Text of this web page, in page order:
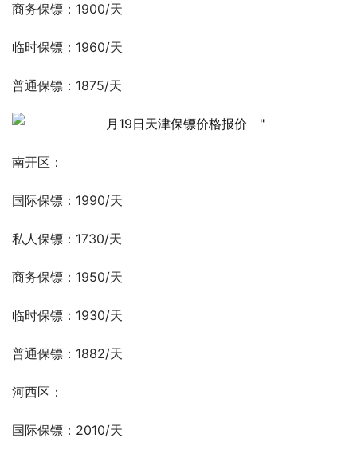
商务保镖：1900/天
临时保镖：1960/天
普通保镖：1875/天
南开区：
国际保镖：1990/天
私人保镖：1730/天
商务保镖：1950/天
临时保镖：1930/天
普通保镖：1882/天
河西区：
国际保镖：2010/天